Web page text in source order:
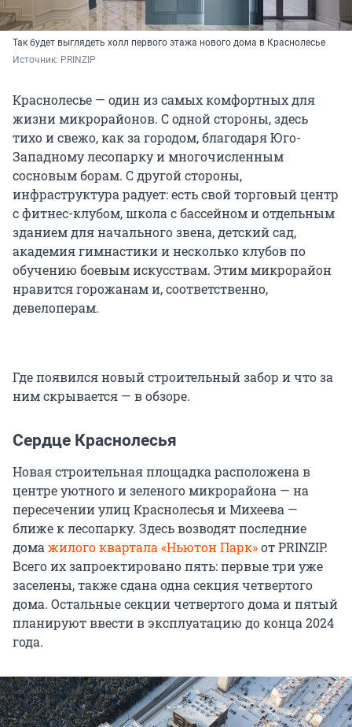
Так будет выглядеть холл первого этажа нового дома в Краснолесье
Источник: PRINZIP
Краснолесье — один из самых комфортных для
жизни микрорайонов. С одной стороны, здесь
тихо и свежо, как за городом, благодаря Юго-
Западному лесопарку и многочисленным
сосновым борам. С другой стороны,
инфраструктура радует: есть свой торговый центр
с фитнес-клубом, школа с бассейном и отдельным
зданием для начального звена, детский сад,
академия гимнастики и несколько клубов по
обучению боевым искусствам. Этим микрорайон
нравится горожанам и, соответственно,
девелоперам.
Где появился новый строительный забор и что за
ним скрывается — в обзоре.
Сердце Краснолесья
Новая строительная площадка расположена в
центре уютного и зеленого микрорайона — на
пересечении улиц Краснолесья и Михеева —
ближе к лесопарку. Здесь возводят последние
дома жилого квартала «Ньютон Парк»от PRINZIP.
Всего их запроектировано пять: первые три уже
заселены, также сдана одна секция четвертого
дома. Остальные секции четвертого дома и пятый
планируют ввести в эксплуатацию до конца 2024
года.